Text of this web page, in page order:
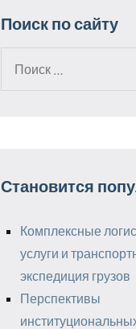
Поиск по сайту
Становится
Комплексные
услуги и
экспедиция грузов
Перспективы